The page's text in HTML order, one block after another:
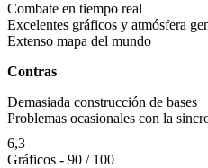
Combate en tiempo real
Excelentes gráficos y atmósfera
Extenso mapa del mundo
Contras
Demasiada construcción de bases
Problemas ocasionales con la
6,3
Gráficos - 90 / 100